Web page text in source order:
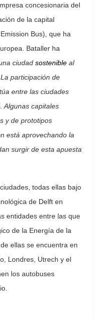
concesionaria del
de la capital
Bus), que ha
Bataller ha
ciudad sostenible al
participación de
entre las ciudades
Algunas capitales
y de prototipos
está aprovechando la
surgir de esta apuesta
todas ellas bajo
de Delft en
entidades entre las que
de la Energía de la
ellas se encuentra en
Londres, Utrech y el
los autobuses